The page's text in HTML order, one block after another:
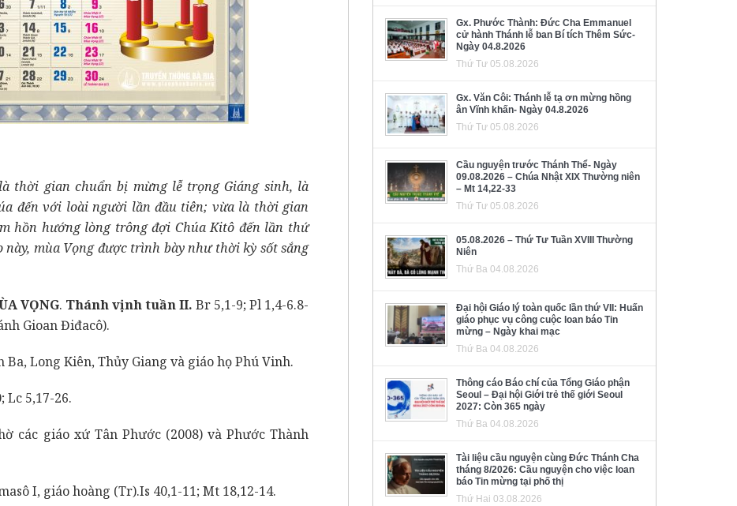
thời gian chuẩn bị mừng lễ trọng Giáng sinh, là
đến với loài người lần đầu tiên; vừa là thời gian
hồn hướng lòng trông đợi Chúa Kitô đến lần thứ
mùa Vọng được trình bày như thời kỳ sốt sắng
VỌNG. Thánh vịnh tuần II. Br 5,1-9; Pl 1,4-6.8-
Gioan Điđacô).
Ba, Long Kiên, Thủy Giang và giáo họ Phú Vinh.
5,17-26.
các giáo xứ Tân Phước (2008) và Phước Thành
I, giáo hoàng (Tr).Is 40,1-11; Mt 18,12-14.
Gx. Phước Thành: Đức Cha Emmanuel
cử hành Thánh lễ ban Bí tích Thêm Sức-
Ngày 04.8.2026
Thứ Tư 05.08.2026
Gx. Văn Côi: Thánh lễ tạ ơn mừng hồng
ân Vĩnh khấn- Ngày 04.8.2026
Thứ Tư 05.08.2026
Cầu nguyện trước Thánh Thể- Ngày
09.08.2026 – Chúa Nhật XIX Thường niên
– Mt 14,22-33
Thứ Tư 05.08.2026
05.08.2026 – Thứ Tư Tuần XVIII Thường
Niên
Thứ Ba 04.08.2026
Đại hội Giáo lý toàn quốc lần thứ VII: Huấn
giáo phục vụ công cuộc loan báo Tin
mừng – Ngày khai mạc
Thứ Ba 04.08.2026
Thông cáo Báo chí của Tổng Giáo phận
Seoul – Đại hội Giới trẻ thế giới Seoul
2027: Còn 365 ngày
Thứ Ba 04.08.2026
Tài liệu cầu nguyện cùng Đức Thánh Cha
tháng 8/2026: Cầu nguyện cho việc loan
báo Tin mừng tại phố thị
Thứ Hai 03.08.2026